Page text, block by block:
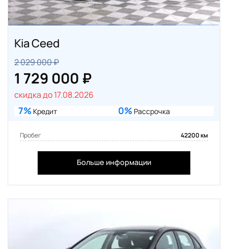
Kia Ceed
2 029 000 ₽
1 729 000 ₽
скидка до 17.08.2026
7% Кредит 0% Рассрочка
Пробег 42200 км
Больше информации